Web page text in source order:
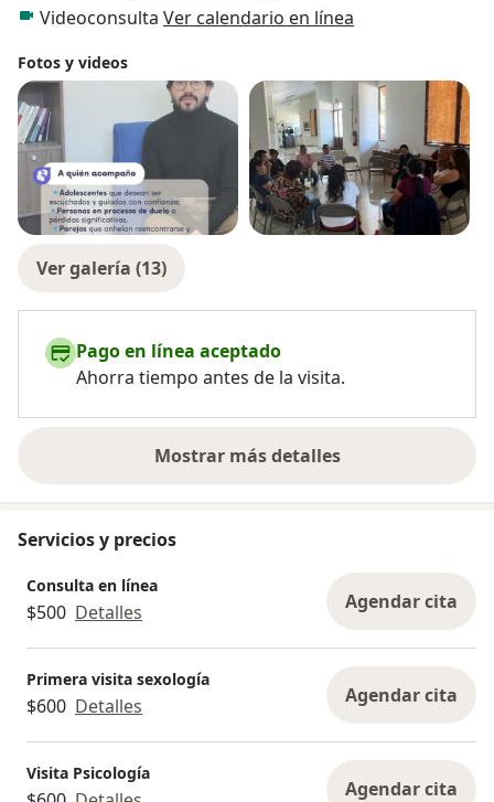
Videoconsulta Ver calendario en línea
Fotos y videos
Ver galería (13)
Pago en línea aceptado
Ahorra tiempo antes de la visita.
Mostrar más detalles
sobre la experiencia
Servicios y precios
Consulta en línea
$500 Detalles Agendar cita
Primera visita sexología
$600 Detalles Agendar cita
Visita Psicología
Agendar cita